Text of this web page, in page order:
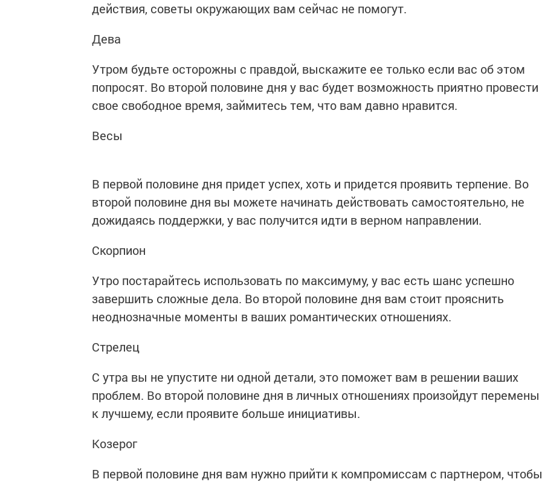
действия, советы окружающих вам сейчас не помогут.
Дева
Утром будьте осторожны с правдой, выскажите ее только если вас об этом
попросят. Во второй половине дня у вас будет возможность приятно провести
свое свободное время, займитесь тем, что вам давно нравится.
Весы
В первой половине дня придет успех, хоть и придется проявить терпение. Во
второй половине дня вы можете начинать действовать самостоятельно, не
дожидаясь поддержки, у вас получится идти в верном направлении.
Скорпион
Утро постарайтесь использовать по максимуму, у вас есть шанс успешно
завершить сложные дела. Во второй половине дня вам стоит прояснить
неоднозначные моменты в ваших романтических отношениях.
Стрелец
С утра вы не упустите ни одной детали, это поможет вам в решении ваших
проблем. Во второй половине дня в личных отношениях произойдут перемены
к лучшему, если проявите больше инициативы.
Козерог
В первой половине дня вам нужно прийти к компромиссам с партнером, чтобы